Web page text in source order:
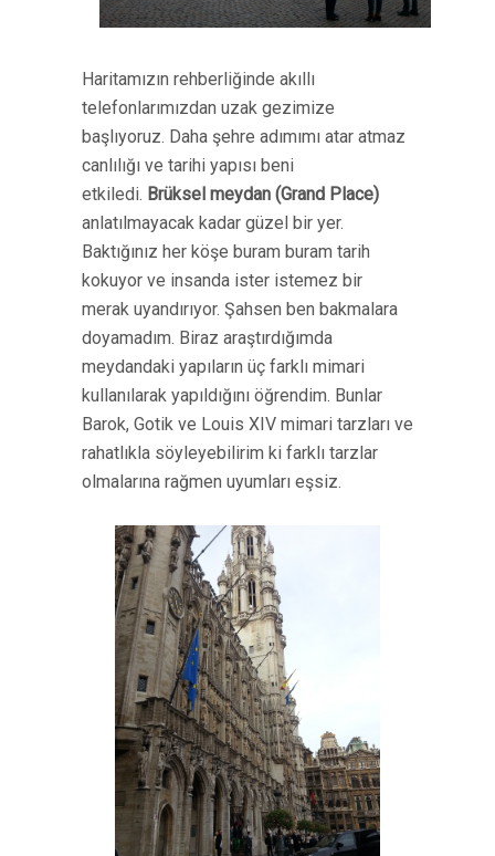
Haritamızın rehberliğinde akıllı
telefonlarımızdan uzak gezimize
başlıyoruz. Daha şehre adımımı atar atmaz
canlılığı ve tarihi yapısı beni
etkiledi. Brüksel meydan (Grand Place)
anlatılmayacak kadar güzel bir yer.
Baktığınız her köşe buram buram tarih
kokuyor ve insanda ister istemez bir
merak uyandırıyor. Şahsen ben bakmalara
doyamadım. Biraz araştırdığımda
meydandaki yapıların üç farklı mimari
kullanılarak yapıldığını öğrendim. Bunlar
Barok, Gotik ve Louis XIV mimari tarzları ve
rahatlıkla söyleyebilirim ki farklı tarzlar
olmalarına rağmen uyumları eşsiz.